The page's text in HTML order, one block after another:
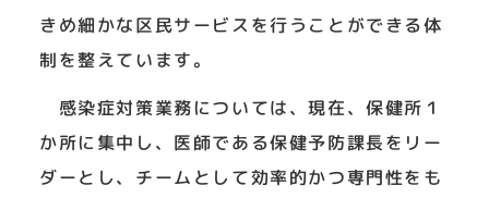
きめ細かな区民サービスを行うことができる体
制を整えています。
感染症対策業務については、現在、保健所１
か所に集中し、医師である保健予防課長をリー
ダーとし、チームとして効率的かつ専門性をも